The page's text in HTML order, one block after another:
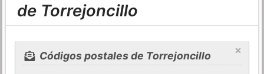
de Torrejoncillo
×
Códigos postales de Torrejoncillo